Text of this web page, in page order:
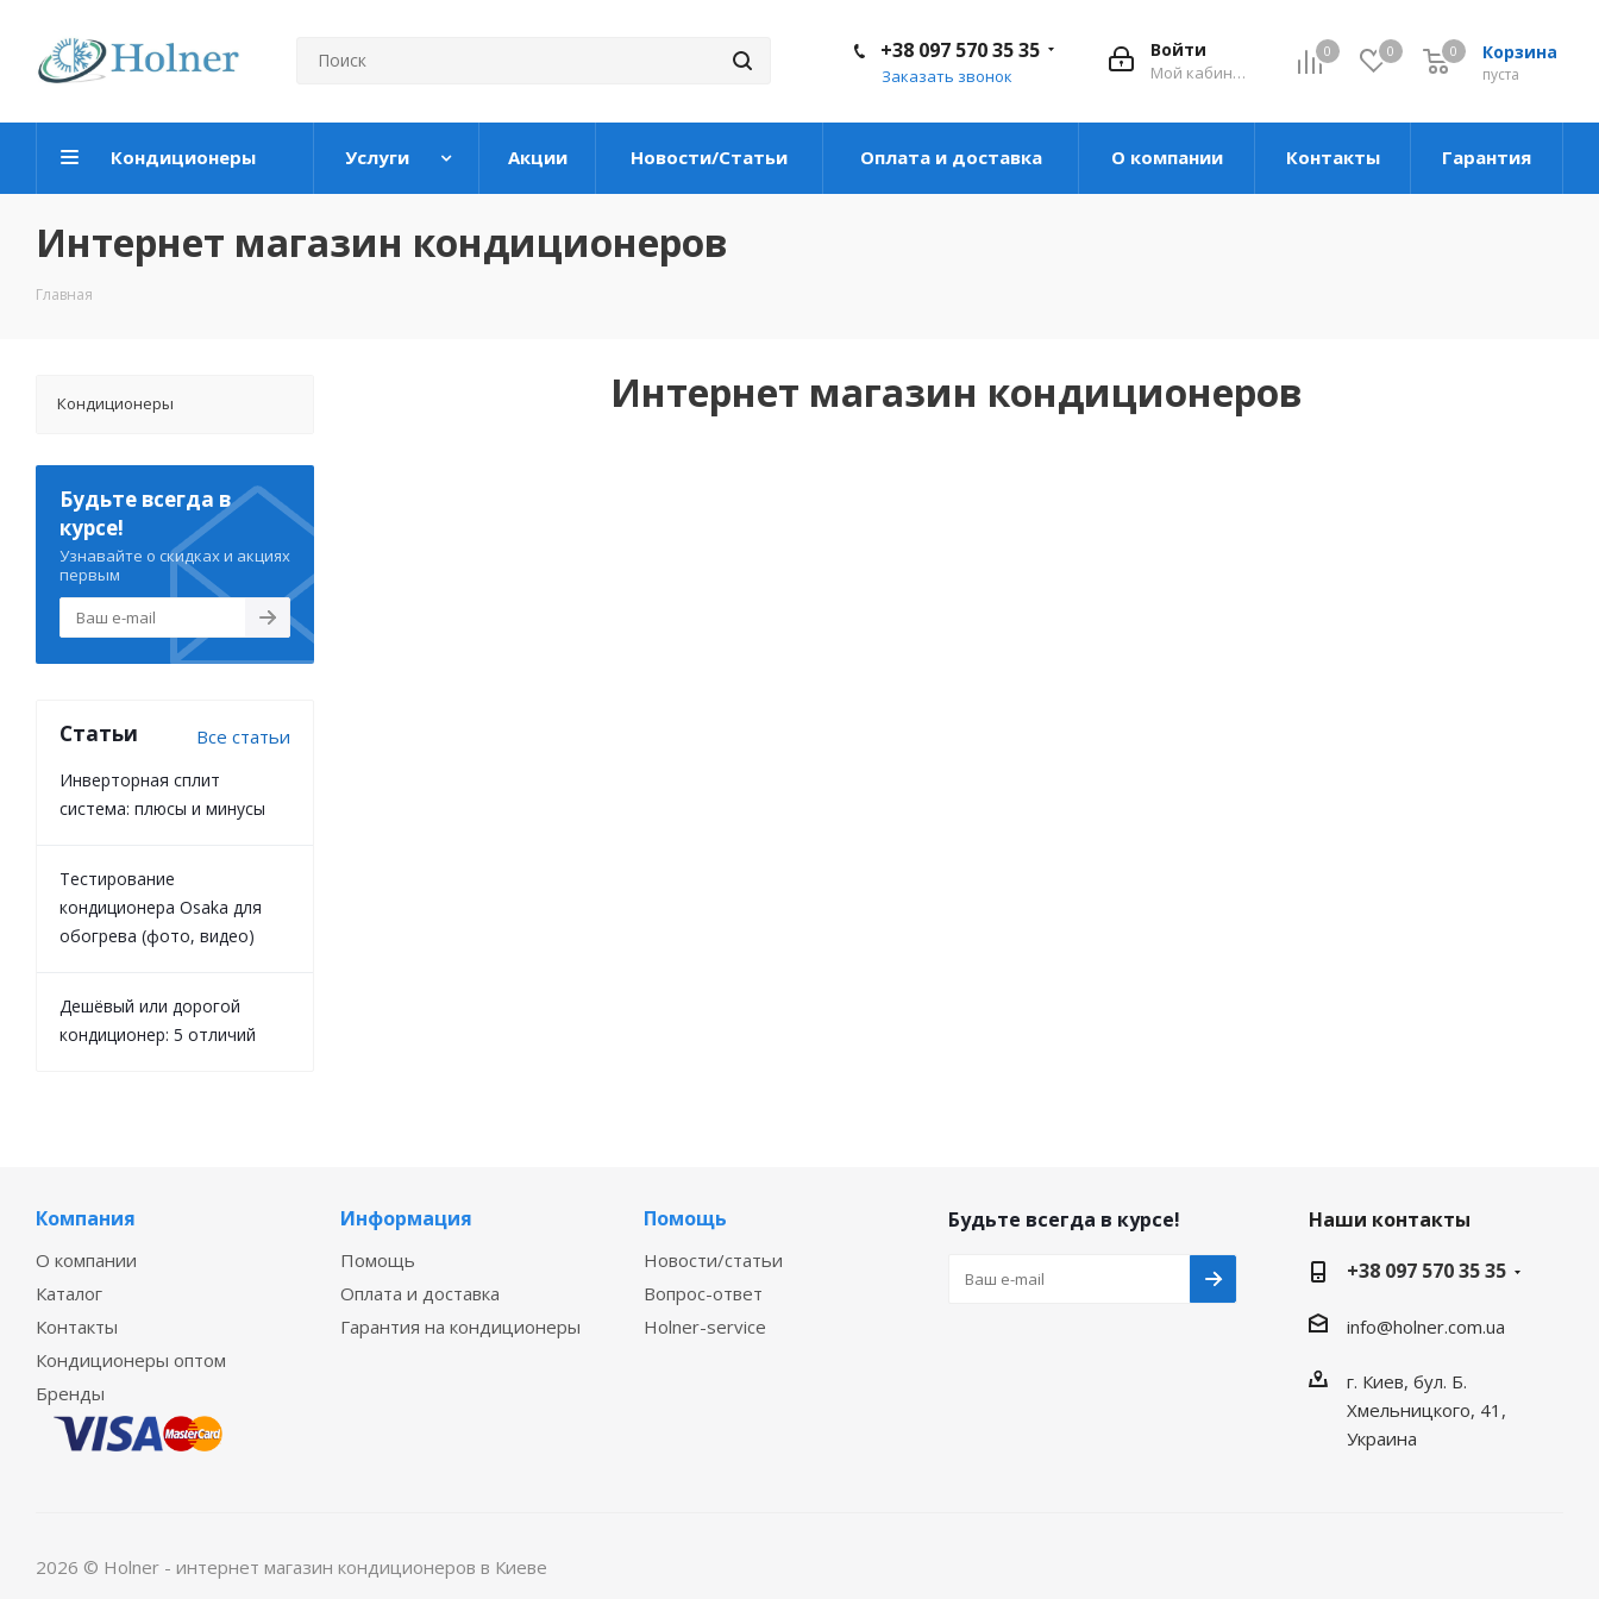
0 0 Корзина
пуста
0
Войти
Мой кабинет
+38 097 570 35 35
Заказать звонок
Кондиционеры Услуги Акции Новости/Статьи Оплата и доставка О компании Контакты Гарантия
Интернет магазин кондиционеров
Главная
Интернет магазин кондиционеров
Кондиционеры
Будьте всегда в
курсе!
Узнавайте о скидках и акциях
первым
Статьи Все статьи
Инверторная сплит
система: плюсы и минусы
Тестирование
кондиционера Osaka для
обогрева (фото, видео)
Дешёвый или дорогой
кондиционер: 5 отличий
Компания
О компании
Каталог
Контакты
Кондиционеры оптом
Бренды
Информация
Помощь
Оплата и доставка
Гарантия на кондиционеры
Помощь
Новости/статьи
Вопрос-ответ
Holner-service
Будьте всегда в курсе!
Наши контакты
+38 097 570 35 35
info@holner.com.ua
г. Киев, бул. Б.
Хмельницкого, 41,
Украина
2026 © Holner - интернет магазин кондиционеров в Киеве